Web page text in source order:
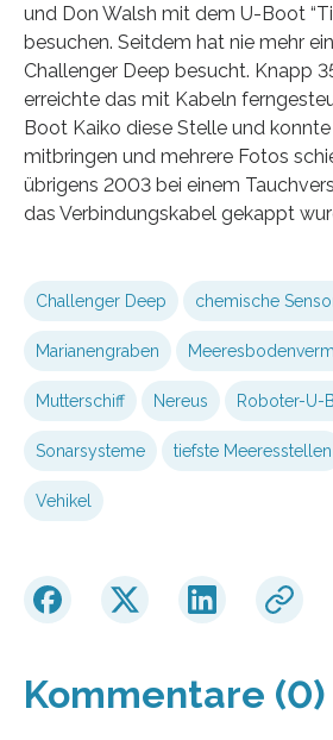
und Don Walsh mit dem U-Boot
besuchen. Seitdem hat nie mehr
Challenger Deep besucht. Knapp
erreichte das mit Kabeln
Boot Kaiko diese Stelle und
mitbringen und mehrere Fotos
übrigens 2003 bei einem
das Verbindungskabel gekappt
Challenger Deep chemische
Marianengraben
Mutterschiff Nereus Roboter-U-
Sonarsysteme tiefste Meeresstellen
Vehikel
Kommentare (0)